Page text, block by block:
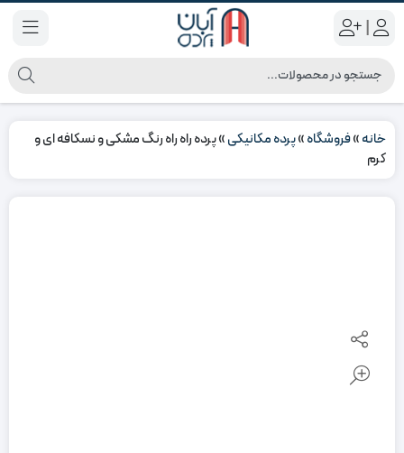
|
خانه»فروشگاه»پرده مکانیکی»پرده راه راه رنگ مشکی و نسکافه ای و
کرم